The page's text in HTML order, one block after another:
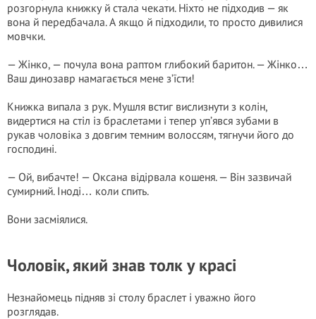
розгорнула книжку й стала чекати. Ніхто не підходив — як
вона й передбачала. А якщо й підходили, то просто дивилися
мовчки.
— Жінко, — почула вона раптом глибокий баритон. — Жінко…
Ваш динозавр намагається мене з’їсти!
Книжка випала з рук. Мушля встиг вислизнути з колін,
видертися на стіл із браслетами і тепер уп’явся зубами в
рукав чоловіка з довгим темним волоссям, тягнучи його до
господині.
— Ой, вибачте! — Оксана відірвала кошеня. — Він зазвичай
сумирний. Іноді… коли спить.
Вони засміялися.
Чоловік, який знав толк у красі
Незнайомець підняв зі столу браслет і уважно його
розглядав.